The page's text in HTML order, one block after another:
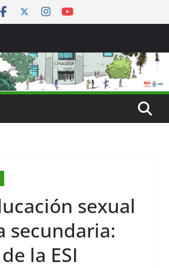
sexual
secundaria:
la ESI